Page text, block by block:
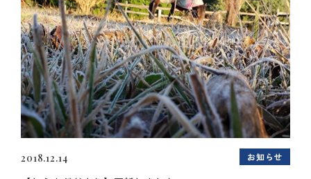
2018.12.14 お知らせ